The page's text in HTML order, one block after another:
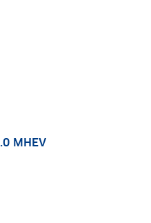
mhev, 92 kW, Benzine,
MHEV